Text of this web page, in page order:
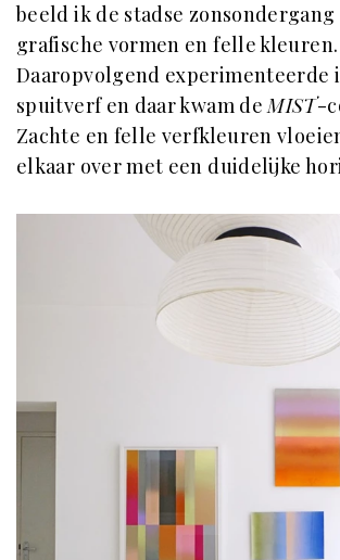
beeld ik de stadse
grafische vormen en felle kleuren.
Daaropvolgend experimenteerde
spuitverf en daar kwam deMIST-
Zachte en felle verfkleuren
elkaar over met een duidelijke